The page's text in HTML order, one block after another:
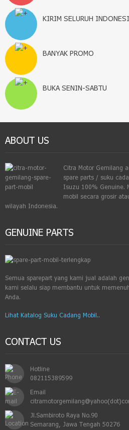
KIRIM SELURUH
BANYAK PROMO
BUKA SENIN-SABTU
ABOUT US
Citra Motor Gemilang
spare parts / suku
Isuzu 100% Genuine.
mobil secara grosir
wilayah Indonesia.
GENUINE PARTS
Semua sparepart yang kami jual adalah
kami selalu siap membantu untuk
Anda.
Lihat Katalog Suku Cadang Mobil..
CONTACT US
Hotline
082115389599
Email
Jl.Sambiroto Raya No.90
Semarang, Jawa Tengah 50276